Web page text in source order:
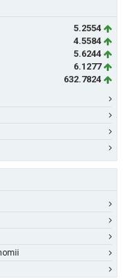
5.2554
4.5584
5.6244
6.1277
632.7824